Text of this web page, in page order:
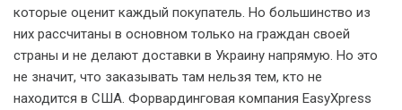
которые оценит каждый покупатель. Но большинство из
них рассчитаны в основном только на граждан своей
страны и не делают доставки в Украину напрямую. Но это
не значит, что заказывать там нельзя тем, кто не
находится в США. Форвардинговая компания EasyXpress